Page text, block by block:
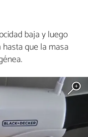
baja y luego
que la masa